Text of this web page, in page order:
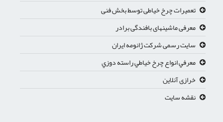
تعمیرات چرخ خیاطی توسط بخش فنی
معرفی ماشینهای بافندگی برادر
سایت رسمی شرکت ژانومه ایران
معرفي انواع چرخ خياطي راسته دوزي
خرازی آنلاین
نقشه سایت